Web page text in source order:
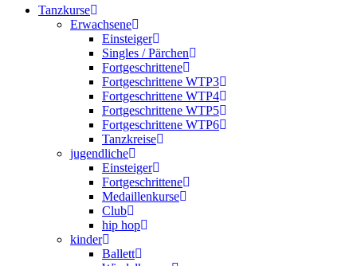
Tanzkurse
Erwachsene
Einsteiger
Singles / Pärchen
Fortgeschrittene
Fortgeschrittene WTP3
Fortgeschrittene WTP4
Fortgeschrittene WTP5
Fortgeschrittene WTP6
Tanzkreise
jugendliche
Einsteiger
Fortgeschrittene
Medaillenkurse
Club
hip hop
kinder
Ballett